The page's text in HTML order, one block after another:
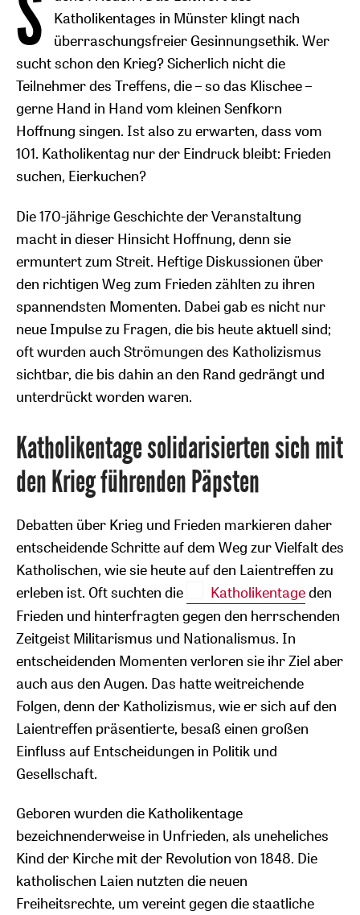
Katholikentages in Münster klingt nach
überraschungsfreier Gesinnungsethik. Wer
sucht schon den Krieg? Sicherlich nicht die
Teilnehmer des Treffens, die – so das Klischee –
gerne Hand in Hand vom kleinen Senfkorn
Hoffnung singen. Ist also zu erwarten, dass vom
101. Katholikentag nur der Eindruck bleibt: Frieden
suchen, Eierkuchen?
Die 170-jährige Geschichte der Veranstaltung
macht in dieser Hinsicht Hoffnung, denn sie
ermuntert zum Streit. Heftige Diskussionen über
den richtigen Weg zum Frieden zählten zu ihren
spannendsten Momenten. Dabei gab es nicht nur
neue Impulse zu Fragen, die bis heute aktuell sind;
oft wurden auch Strömungen des Katholizismus
sichtbar, die bis dahin an den Rand gedrängt und
unterdrückt worden waren.
Katholikentage solidarisierten sich mit
den Krieg führenden Päpsten
Debatten über Krieg und Frieden markieren daher
entscheidende Schritte auf dem Weg zur Vielfalt des
Katholischen, wie sie heute auf den Laientreffen zu
erleben ist. Oft suchten die
Katholikentageden
Frieden und hinterfragten gegen den herrschenden
Zeitgeist Militarismus und Nationalismus. In
entscheidenden Momenten verloren sie ihr Ziel aber
auch aus den Augen. Das hatte weitreichende
Folgen, denn der Katholizismus, wie er sich auf den
Laientreffen präsentierte, besaß einen großen
Einfluss auf Entscheidungen in Politik und
Gesellschaft.
Geboren wurden die Katholikentage
bezeichnenderweise in Unfrieden, als uneheliches
Kind der Kirche mit der Revolution von 1848. Die
katholischen Laien nutzten die neuen
Freiheitsrechte, um vereint gegen die staatliche